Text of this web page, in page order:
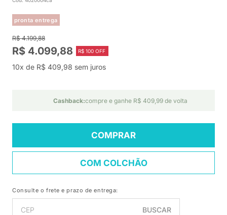
pronta entrega
R$ 4.199,88
R$ 4.099,88 R$ 100 OFF
10x de R$ 409,98 sem juros
Cashback:compre e ganhe R$ 409,99 de volta
COMPRAR
COM COLCHÃO
Consulte o frete e prazo de entrega:
BUSCAR